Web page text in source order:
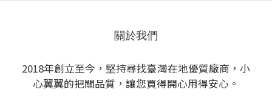
關於我們
2018年創立至今，堅持尋找臺灣在地優質廠商，小
心翼翼的把關品質，讓您買得開心用得安心。